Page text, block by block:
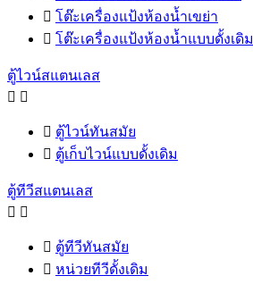
 โต๊ะเครื่องแป้งห้องน้ำเขย่า
 โต๊ะเครื่องแป้งห้องน้ำแบบดั้งเดิม
ตู้ไวน์สแตนเลส
 
 ตู้ไวน์ทันสมัย
 ตู้เก็บไวน์แบบดั้งเดิม
ตู้ทีวีสแตนเลส
 
 ตู้ทีวีทันสมัย
 หน่วยทีวีดั้งเดิม